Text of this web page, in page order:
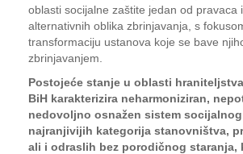
oblasti socijalne zaštite jedan od pravaca
alternativnih oblika zbrinjavanja, s
transformaciju ustanova koje se bave
zbrinjavanjem.
Postojeće stanje u oblasti
BiH karakterizira neharmoniziran,
nedovoljno osnažen sistem
najranjivijih kategorija stanovništva,
ali i odraslih bez porodičnog staranja,